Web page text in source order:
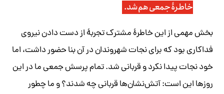
خاطرۀ جمعی هم شد.
بخش مهمی از این خاطرۀ مشترک تجربۀ از دست دادن نیروی
فداکاری بود که برای نجات شهروندان در آن بنا حضور داشت، اما
خود نجات پیدا نکرد و قربانی شد. تمام پرسش جمعی ما در این
روزها این است: آتش‌نشان‌ها قربانی چه شدند؟ و ما چطور